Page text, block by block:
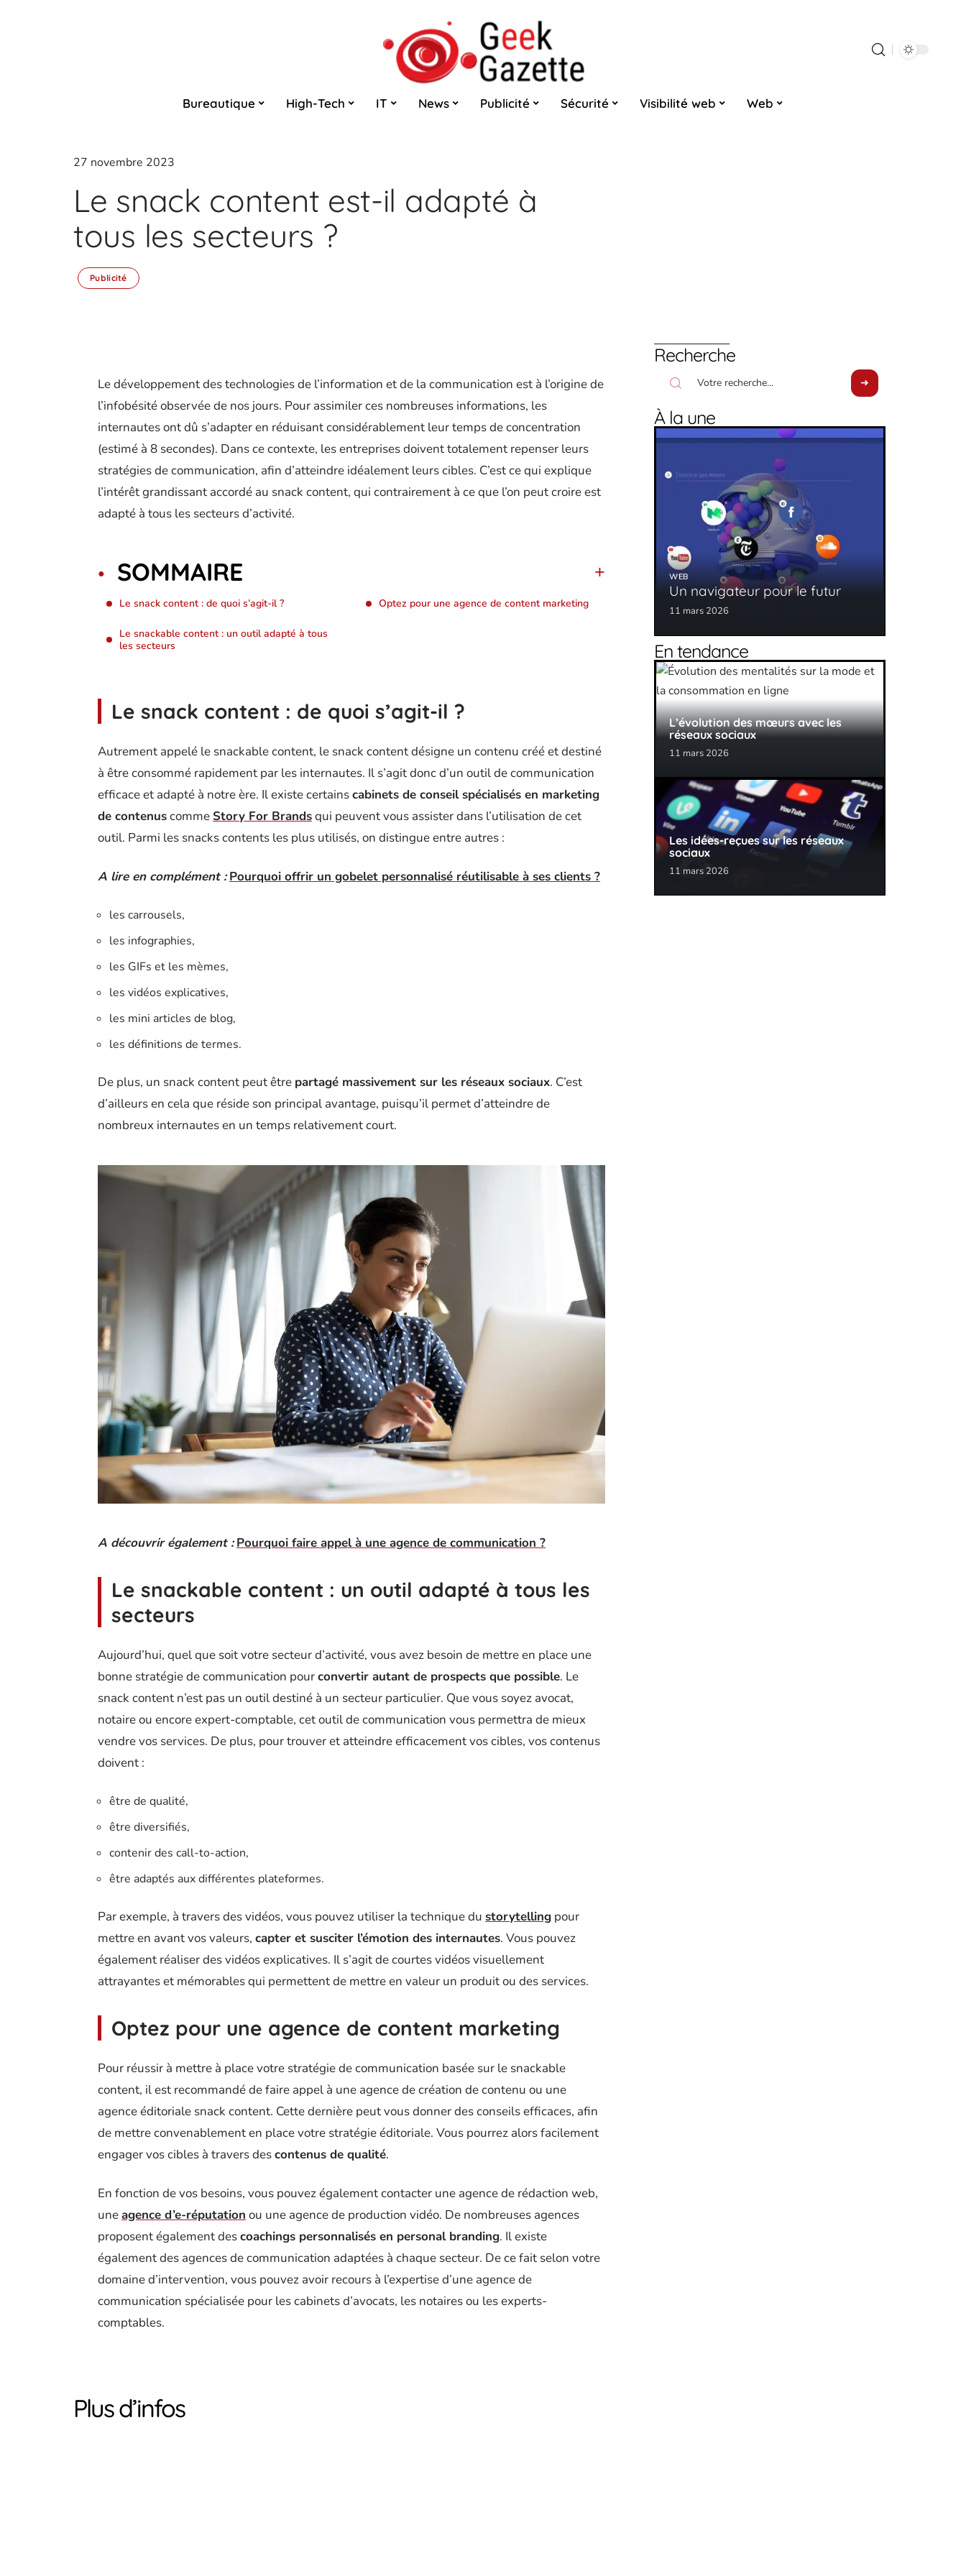
Bureautique High-Tech IT News Publicité Sécurité Visibilité web Web
27 novembre 2023
Le snack content est-il adapté à
tous les secteurs ?
Publicité
Le développement des technologies de l’information et de la communication est à l’origine de
l’infobésité observée de nos jours. Pour assimiler ces nombreuses informations, les
internautes ont dû s’adapter en réduisant considérablement leur temps de concentration
(estimé à 8 secondes). Dans ce contexte, les entreprises doivent totalement repenser leurs
stratégies de communication, afin d’atteindre idéalement leurs cibles. C’est ce qui explique
l’intérêt grandissant accordé au snack content, qui contrairement à ce que l’on peut croire est
adapté à tous les secteurs d’activité.
SOMMAIRE
Le snack content : de quoi s’agit-il ?
Le snackable content : un outil adapté à tous
les secteurs
Optez pour une agence de content marketing
Le snack content : de quoi s’agit-il ?
Autrement appelé le snackable content, le snack content désigne un contenu créé et destiné
à être consommé rapidement par les internautes. Il s’agit donc d’un outil de communication
efficace et adapté à notre ère. Il existe certainscabinets de conseil spécialisés en marketing
de contenuscomme Story For Brandsqui peuvent vous assister dans l’utilisation de cet
outil. Parmi les snacks contents les plus utilisés, on distingue entre autres :
A lire en complément : Pourquoi offrir un gobelet personnalisé réutilisable à ses clients ?
les carrousels,
les infographies,
les GIFs et les mèmes,
les vidéos explicatives,
les mini articles de blog,
les définitions de termes.
De plus, un snack content peut être partagé massivement sur les réseaux sociaux. C’est
d’ailleurs en cela que réside son principal avantage, puisqu’il permet d’atteindre de
nombreux internautes en un temps relativement court.
A découvrir également : Pourquoi faire appel à une agence de communication ?
Le snackable content : un outil adapté à tous les
secteurs
Aujourd’hui, quel que soit votre secteur d’activité, vous avez besoin de mettre en place une
bonne stratégie de communication pourconvertir autant de prospects que possible. Le
snack content n’est pas un outil destiné à un secteur particulier. Que vous soyez avocat,
notaire ou encore expert-comptable, cet outil de communication vous permettra de mieux
vendre vos services. De plus, pour trouver et atteindre efficacement vos cibles, vos contenus
doivent :
être de qualité,
être diversifiés,
contenir des call-to-action,
être adaptés aux différentes plateformes.
Par exemple, à travers des vidéos, vous pouvez utiliser la technique du storytelling pour
mettre en avant vos valeurs, capter et susciter l’émotion des internautes. Vous pouvez
également réaliser des vidéos explicatives. Il s’agit de courtes vidéos visuellement
attrayantes et mémorables qui permettent de mettre en valeur un produit ou des services.
Optez pour une agence de content marketing
Pour réussir à mettre à place votre stratégie de communication basée sur le snackable
content, il est recommandé de faire appel à une agence de création de contenu ou une
agence éditoriale snack content. Cette dernière peut vous donner des conseils efficaces, afin
de mettre convenablement en place votre stratégie éditoriale. Vous pourrez alors facilement
engager vos cibles à travers descontenus de qualité.
En fonction de vos besoins, vous pouvez également contacter une agence de rédaction web,
uneagence d’e-réputation ou une agence de production vidéo. De nombreuses agences
proposent également descoachings personnalisés en personal branding. Il existe
également des agences de communication adaptées à chaque secteur. De ce fait selon votre
domaine d’intervention, vous pouvez avoir recours à l’expertise d’une agence de
communication spécialisée pour les cabinets d’avocats, les notaires ou les experts-
comptables.
Plus d’infos
Recherche
À la une
WEB
Un navigateur pour le futur
11 mars 2026
En tendance
L’évolution des mœurs avec les
réseaux sociaux
11 mars 2026
Les idées-reçues sur les réseaux
sociaux
11 mars 2026